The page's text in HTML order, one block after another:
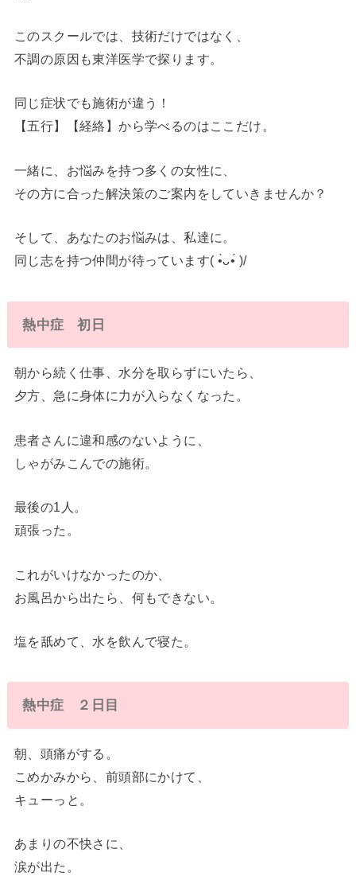
このスクールでは、技術だけではなく、
不調の原因も東洋医学で探ります。
同じ症状でも施術が違う！
【五行】【経絡】から学べるのはここだけ。
一緒に、お悩みを持つ多くの女性に、
その方に合った解決策のご案内をしていきませんか？
そして、あなたのお悩みは、私達に。
同じ志を持つ仲間が待っています( •̀ᴗ•́ )/
熱中症 初日
朝から続く仕事、水分を取らずにいたら、
夕方、急に身体に力が入らなくなった。
患者さんに違和感のないように、
しゃがみこんでの施術。
最後の1人。
頑張った。
これがいけなかったのか、
お風呂から出たら、何もできない。
塩を舐めて、水を飲んで寝た。
熱中症 ２日目
朝、頭痛がする。
こめかみから、前頭部にかけて、
キューっと。
あまりの不快さに、
涙が出た。